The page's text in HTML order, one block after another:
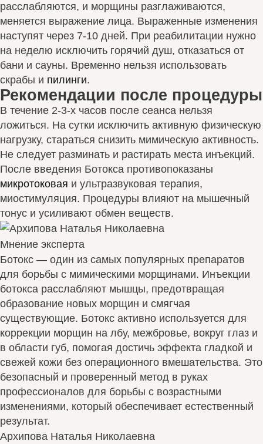
расслабляются, и морщины разглаживаются,
меняется выражение лица. Выраженные изменения
наступят через 7-10 дней. При реабилитации нужно
на неделю исключить горячий душ, отказаться от
бани и сауны. Временно нельзя использовать
скрабы и пилинги.
Рекомендации после процедуры
В течение 2-3-х часов после сеанса нельзя
ложиться. На сутки исключить активную физическую
нагрузку, стараться снизить мимическую активность.
Не следует разминать и растирать места инъекций.
После введения Ботокса противопоказаны
микротоковая и ультразвуковая терапия,
миостимуляция. Процедуры влияют на мышечный
тонус и усиливают обмен веществ.
Мнение эксперта
Ботокс — один из самых популярных препаратов
для борьбы с мимическими морщинами. Инъекции
ботокса расслабляют мышцы, предотвращая
образование новых морщин и смягчая
существующие. Ботокс активно используется для
коррекции морщин на лбу, межбровье, вокруг глаз и
в области губ, помогая достичь эффекта гладкой и
свежей кожи без операционного вмешательства. Это
безопасный и проверенный метод в руках
профессионалов для борьбы с возрастными
изменениями, который обеспечивает естественный
результат.
Архипова Наталья Николаевна